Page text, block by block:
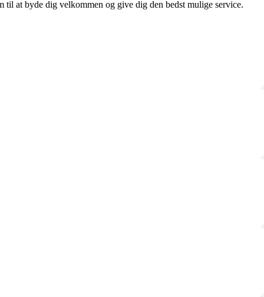
til at byde dig velkommen og give dig den bedst mulige service.